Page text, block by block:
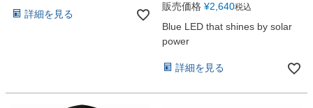
詳細を見る
販売価格 ¥2,640税込
Blue LED that shines by solar
power
詳細を見る